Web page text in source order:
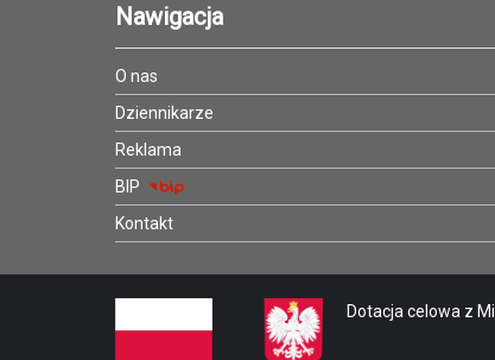
Nawigacja
O nas
Dziennikarze
Reklama
BIP
Kontakt
Dotacja celowa z